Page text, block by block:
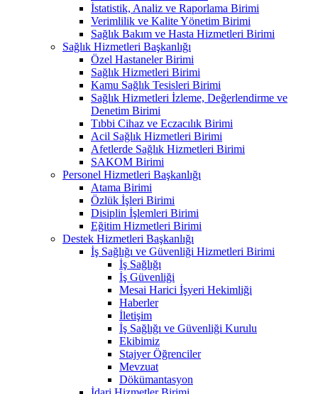
İstatistik, Analiz ve Raporlama Birimi
Verimlilik ve Kalite Yönetim Birimi
Sağlık Bakım ve Hasta Hizmetleri Birimi
Sağlık Hizmetleri Başkanlığı
Özel Hastaneler Birimi
Sağlık Hizmetleri Birimi
Kamu Sağlık Tesisleri Birimi
Sağlık Hizmetleri İzleme, Değerlendirme ve
Denetim Birimi
Tıbbi Cihaz ve Eczacılık Birimi
Acil Sağlık Hizmetleri Birimi
Afetlerde Sağlık Hizmetleri Birimi
SAKOM Birimi
Personel Hizmetleri Başkanlığı
Atama Birimi
Özlük İşleri Birimi
Disiplin İşlemleri Birimi
Eğitim Hizmetleri Birimi
Destek Hizmetleri Başkanlığı
İş Sağlığı ve Güvenliği Hizmetleri Birimi
İş Sağlığı
İş Güvenliği
Mesai Harici İşyeri Hekimliği
Haberler
İletişim
İş Sağlığı ve Güvenliği Kurulu
Ekibimiz
Stajyer Öğrenciler
Mevzuat
Dökümantasyon